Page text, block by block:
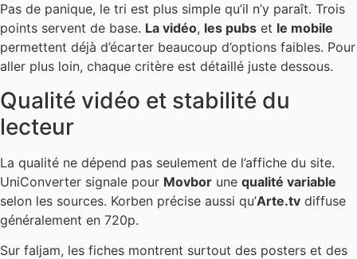
Pas de panique, le tri est plus simple qu’il n’y paraît. Trois
points servent de base. La vidéo, les pubs et le mobile
permettent déjà d’écarter beaucoup d’options faibles. Pour
aller plus loin, chaque critère est détaillé juste dessous.
Qualité vidéo et stabilité du
lecteur
La qualité ne dépend pas seulement de l’affiche du site.
UniConverter signale pour Movbor une qualité variable
selon les sources. Korben précise aussi qu’Arte.tv diffuse
généralement en 720p.
Sur faljam, les fiches montrent surtout des posters et des